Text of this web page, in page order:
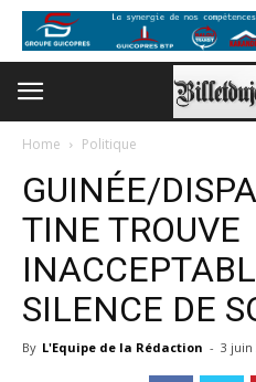
Home Politique
GUINÉE/
TINE TROUVE
SILENCE DE
By L'Equipe de la Rédaction - 3 juin